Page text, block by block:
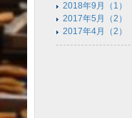
2018年9月（1）
2017年5月（2）
2017年4月（2）